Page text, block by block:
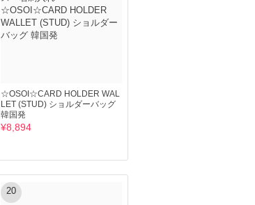
☆OSOI☆CARD HOLDER WAL
LET (STUD) ショルダーバッグ
韓国発
¥8,894
20